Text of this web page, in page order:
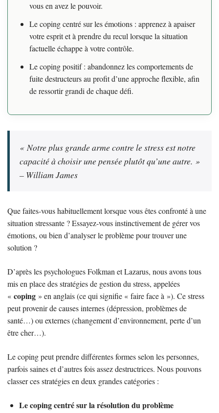
vous en avez le pouvoir.
Le coping centré sur les émotions : apprenez à apaiser
votre esprit et à prendre du recul lorsque la situation
factuelle échappe à votre contrôle.
Le coping positif : abandonnez les comportements de
fuite destructeurs au profit d’une approche flexible, afin
de ressortir grandi de chaque défi.
« Notre plus grande arme contre le stress est notre
capacité à choisir une pensée plutôt qu’une autre. »
– William James
Que faites-vous habituellement lorsque vous êtes confronté à une
situation stressante ? Essayez-vous instinctivement de gérer vos
émotions, ou bien d’analyser le problème pour trouver une
solution ?
D’après les psychologues Folkman et Lazarus, nous avons tous
mis en place des stratégies de gestion du stress, appelées
« coping » en anglais (ce qui signifie « faire face à »). Ce stress
peut provenir de causes internes (dépression, problèmes de
santé…) ou externes (changement d’environnement, perte d’un
être cher…).
Le coping peut prendre différentes formes selon les personnes,
parfois saines et d’autres fois assez destructrices. Nous pouvons
classer ces stratégies en deux grandes catégories :
Le coping centré sur la résolution du problème